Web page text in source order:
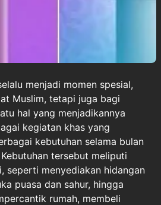
menjadi momen spesial,
Muslim, tetapi juga bagi
hal yang menjadikannya
kegiatan khas yang
kebutuhan selama bulan
tersebut meliputi
seperti menyediakan hidangan
puasa dan sahur, hingga
rumah, membeli